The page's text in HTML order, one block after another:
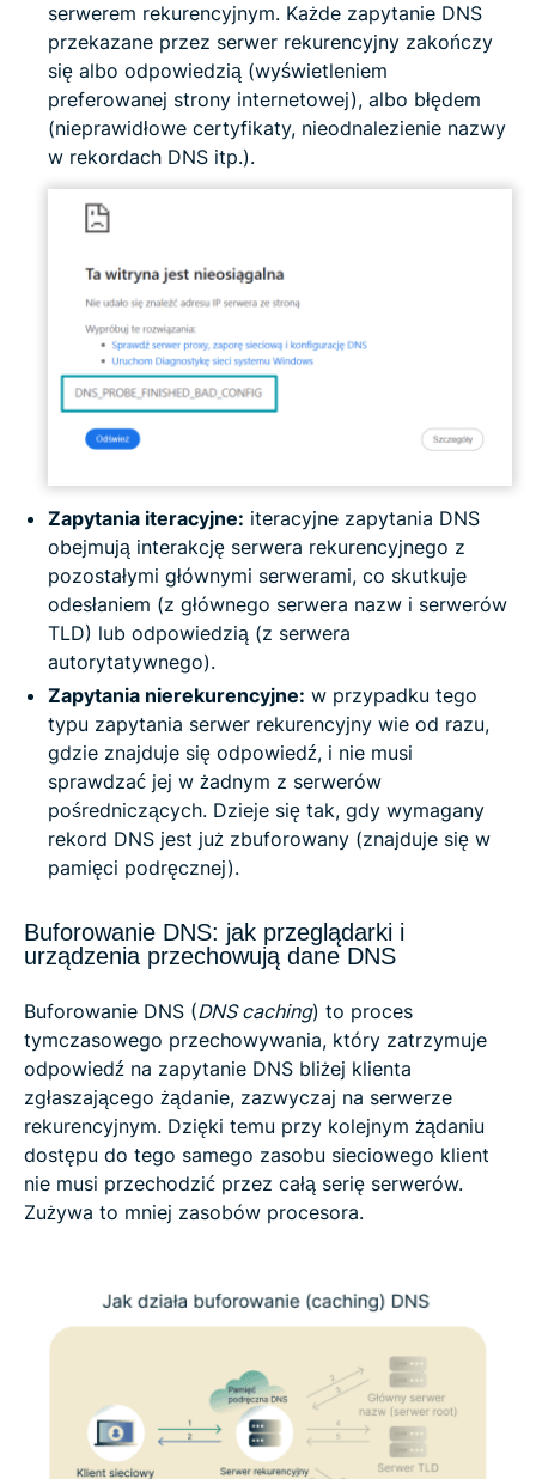
serwerem rekurencyjnym. Każde zapytanie DNS
przekazane przez serwer rekurencyjny zakończy
się albo odpowiedzią (wyświetleniem
preferowanej strony internetowej), albo błędem
(nieprawidłowe certyfikaty, nieodnalezienie nazwy
w rekordach DNS itp.).
Zapytania iteracyjne: iteracyjne zapytania DNS
obejmują interakcję serwera rekurencyjnego z
pozostałymi głównymi serwerami, co skutkuje
odesłaniem (z głównego serwera nazw i serwerów
TLD) lub odpowiedzią (z serwera
autorytatywnego).
Zapytania nierekurencyjne: w przypadku tego
typu zapytania serwer rekurencyjny wie od razu,
gdzie znajduje się odpowiedź, i nie musi
sprawdzać jej w żadnym z serwerów
pośredniczących. Dzieje się tak, gdy wymagany
rekord DNS jest już zbuforowany (znajduje się w
pamięci podręcznej).
Buforowanie DNS: jak przeglądarki i
urządzenia przechowują dane DNS
Buforowanie DNS (DNS caching) to proces
tymczasowego przechowywania, który zatrzymuje
odpowiedź na zapytanie DNS bliżej klienta
zgłaszającego żądanie, zazwyczaj na serwerze
rekurencyjnym. Dzięki temu przy kolejnym żądaniu
dostępu do tego samego zasobu sieciowego klient
nie musi przechodzić przez całą serię serwerów.
Zużywa to mniej zasobów procesora.